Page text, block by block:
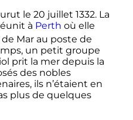
le 20 juillet 1332. La
à Perth où elle
Mar au poste de
un petit groupe
prit la mer depuis la
des nobles
ils n’étaient en
plus de quelques